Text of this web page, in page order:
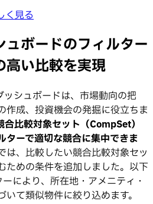
く見る
ュボードのフィルター
高い比較を実現
シュボードは、市場動向の把
作成、投資機会の発掘に役立ちま
比較対象セット（CompSet）
ターで適切な競合に集中できま
は、比較したい競合比較対象セッ
ための条件を追加しました。以下
により、所在地・アメニティ・
て類似物件に絞り込めます。